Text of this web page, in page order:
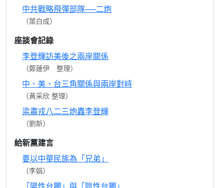
中共戰略飛彈部隊──二炮
（葉白成）
座談會記錄
李登輝訪美後之兩岸關係
（鄭蓮伊 整理）
中、美、台三角關係與兩岸對峙
（黃采欣 整理）
梁肅戎八二三炮轟李登輝
（劉新）
給新黨建言
要以中華民族為「兄弟」
（李娟）